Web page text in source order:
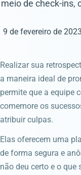
meio de check-ins,
9 de fevereiro de 2023
Realizar sua
a maneira ideal de
permite que a equipe
comemore os
atribuir culpas.
Elas oferecem uma
de forma segura e
não deu certo e o que